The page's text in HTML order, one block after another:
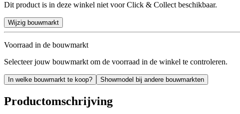
Dit product is in deze winkel niet voor Click & Collect beschikbaar.
Wijzig bouwmarkt
Voorraad in de bouwmarkt
Selecteer jouw bouwmarkt om de voorraad in de winkel te controleren.
In welke bouwmarkt te koop? Showmodel bij andere bouwmarkten
Productomschrijving